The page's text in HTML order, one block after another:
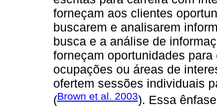
forneçam aos clientes
buscarem e analisarem
busca e a análise de
forneçam oportunidades
ocupações ou áreas de
ofertem sessões individuais
(Brown et al. 2003). Essa